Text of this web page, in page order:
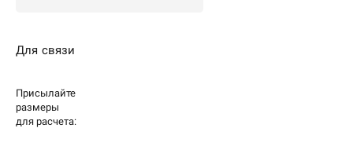
Для связи
Присылайте
размеры
для расчета: